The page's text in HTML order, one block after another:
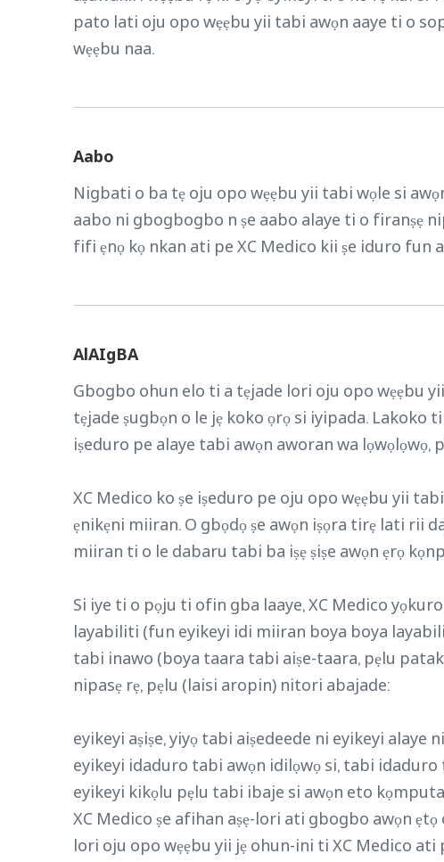
pato lati oju opo wẹẹbu yii tabi awọn aaye ti o
wẹẹbu naa.
Aabo
Nigbati o ba tẹ oju opo wẹẹbu yii tabi wọle si
aabo ni gbogbogbo n ṣe aabo alaye ti o firanṣẹ
fifi ẹnọ kọ nkan ati pe XC Medico kii ṣe iduro fun
AlAIgBA
Gbogbo ohun elo ti a tẹjade lori oju opo wẹẹbu
tẹjade ṣugbọn o le jẹ koko ọrọ si iyipada. Lakoko
iṣeduro pe alaye tabi awọn aworan wa
XC Medico ko ṣe iṣeduro pe oju opo wẹẹbu yii
ẹnikẹni miiran. O gbọdọ ṣe awọn iṣọra tirẹ lati rii
miiran ti o le dabaru tabi ba iṣẹ ṣiṣe awọn ẹrọ
Si iye ti o pọju ti ofin gba laaye, XC Medico
layabiliti (fun eyikeyi idi miiran boya boya
tabi inawo (boya taara tabi aiṣe-taara, pẹlu
nipasẹ rẹ, pẹlu (laisi aropin) nitori abajade:
eyikeyi aṣiṣe, yiyọ tabi aiṣedeede ni eyikeyi alaye
eyikeyi idaduro tabi awọn idilọwọ si, tabi idaduro
eyikeyi kikọlu pẹlu tabi ibaje si awọn eto
XC Medico ṣe afihan aṣẹ-lori ati gbogbo awọn
lori oju opo wẹẹbu yii jẹ ohun-ini ti XC Medico ati